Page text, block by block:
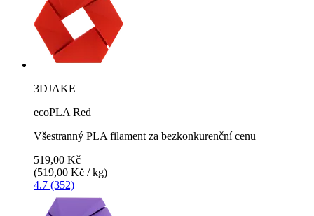
3DJAKE
ecoPLA Red
Všestranný PLA filament za bezkonkurenční cenu
519,00 Kč
(519,00 Kč / kg)
4.7 (352)